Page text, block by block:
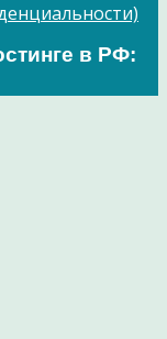
в РФ: